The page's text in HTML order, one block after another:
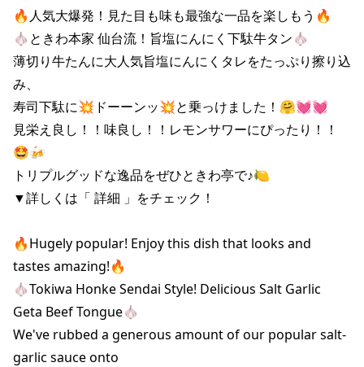
🔥人気大爆発！見た目も味も最強な一品を楽しもう🔥
🧄ときわ本家 仙台流！旨塩にんにく下駄牛タン🧄
薄切り牛たんに大人気旨塩にんにくタレをたっぷり擦り込
み、
寿司下駄に💥ドーーンッ💥と乗っけました！🤗💓💓
見栄え良し！！味良し！！レモンサワーにぴったり！！
🤩🍻
トリプルグッドな逸品をぜひときわ亭で♪🍋
▼詳しくは「 詳細 」をチェック！
🔥Hugely popular! Enjoy this dish that looks and
tastes amazing!🔥
🧄Tokiwa Honke Sendai Style! Delicious Salt Garlic
Geta Beef Tongue🧄
We've rubbed a generous amount of our popular salt-
garlic sauce onto